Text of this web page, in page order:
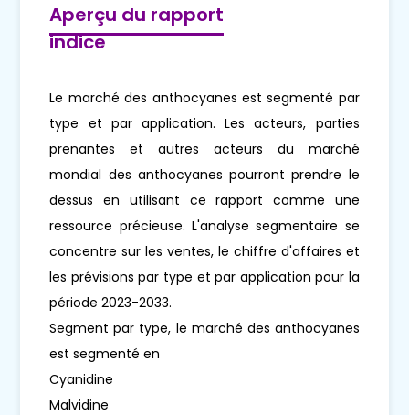
Aperçu du rapport
indice
Le marché des anthocyanes est segmenté par
type et par application. Les acteurs, parties
prenantes et autres acteurs du marché
mondial des anthocyanes pourront prendre le
dessus en utilisant ce rapport comme une
ressource précieuse. L'analyse segmentaire se
concentre sur les ventes, le chiffre d'affaires et
les prévisions par type et par application pour la
période 2023-2033.
Segment par type, le marché des anthocyanes
est segmenté en
Cyanidine
Malvidine